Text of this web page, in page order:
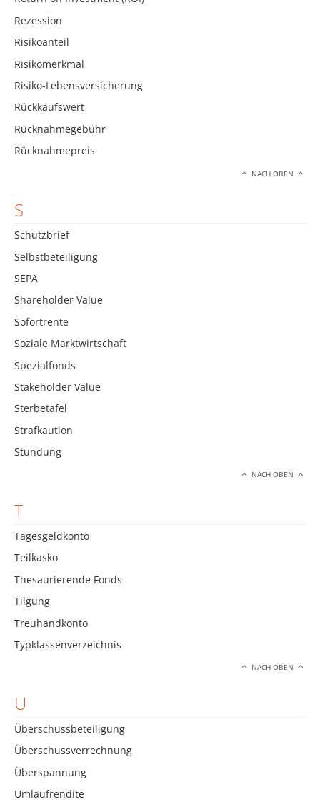
Rezession
Risikoanteil
Risikomerkmal
Risiko-Lebensversicherung
Rückkaufswert
Rücknahmegebühr
Rücknahmepreis
NACH OBEN
S
Schutzbrief
Selbstbeteiligung
SEPA
Shareholder Value
Sofortrente
Soziale Marktwirtschaft
Spezialfonds
Stakeholder Value
Sterbetafel
Strafkaution
Stundung
NACH OBEN
T
Tagesgeldkonto
Teilkasko
Thesaurierende Fonds
Tilgung
Treuhandkonto
Typklassenverzeichnis
NACH OBEN
U
Überschussbeteiligung
Überschussverrechnung
Überspannung
Umlaufrendite